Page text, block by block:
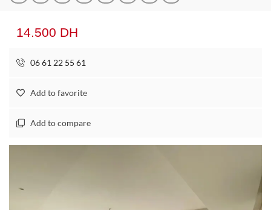
14.500 DH
06 61 22 55 61
Add to favorite
Add to compare